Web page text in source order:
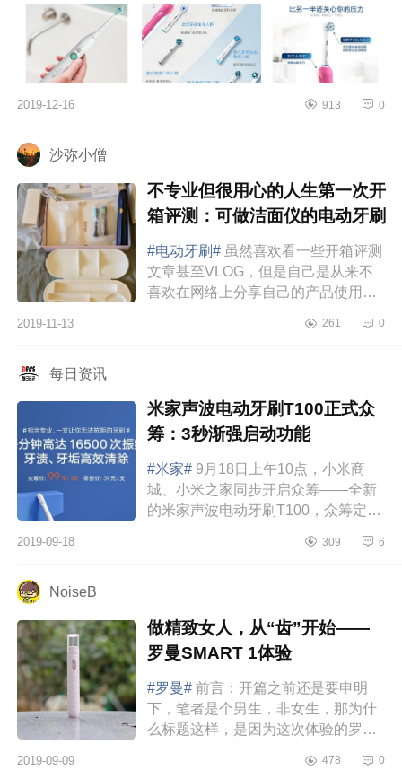
2019-12-16 913 0
沙弥小僧
不专业但很用心的人生第一次开
箱评测：可做洁面仪的电动牙刷
#电动牙刷# 虽然喜欢看一些开箱评测
文章甚至VLOG，但是自己是从来不
喜欢在网络上分享自己的产品使用体
好.图片拍的不好看，而是自己对于使
2019-11-13 261 0
每日资讯
米家声波电动牙刷T100正式众
筹：3秒渐强启动功能
#米家# 9月18日上午10点，小米商
城、小米之家同步开启众筹——全新
的米家声波电动牙刷T100，众筹定价
支。米家声波电动牙刷T100延续了米
2019-09-18 309 6
NoiseB
做精致女人，从“齿”开始——
罗曼SMART 1体验
#罗曼# 前言：开篇之前还是要申明
下，笔者是个男生，非女生，那为什
么标题这样，是因为这次体验的罗曼
了，抛开所有电动牙刷差不多的功能
2019-09-09 478 0